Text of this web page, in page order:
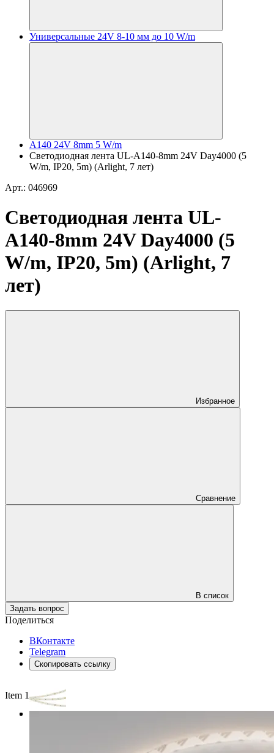
Универсальные 24V 8-10 мм до 10 W/m
A140 24V 8mm 5 W/m
Светодиодная лента UL-A140-8mm 24V Day4000 (5
W/m, IP20, 5m) (Arlight, 7 лет)
Арт.: 046969
Светодиодная лента UL-
A140-8mm 24V Day4000 (5
W/m, IP20, 5m) (Arlight, 7
лет)
Избранное
Сравнение
В список
Задать вопрос
Поделиться
ВКонтакте
Telegram
Скопировать ссылку
Item 1 of 3